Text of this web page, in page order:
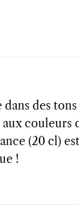
des
couleurs
(20 cl)
!